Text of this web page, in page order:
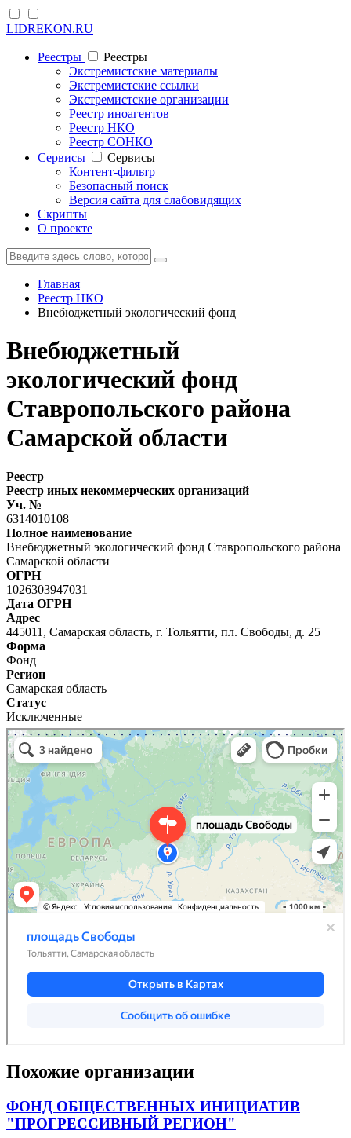
LIDREKON.RU
Реестры
Реестры
Экстремистские материалы
Экстремистские ссылки
Экстремистские организации
Реестр иноагентов
Реестр НКО
Реестр СОНКО
Cервисы
Cервисы
Контент-фильтр
Безопасный поиск
Версия сайта для слабовидящих
Скрипты
О проекте
Главная
Реестр НКО
Внебюджетный экологический фонд
Внебюджетный
экологический фонд
Ставропольского района
Самарской области
Реестр
Реестр иных некоммерческих организаций
Уч. №
6314010108
Полное наименование
Внебюджетный экологический фонд Ставропольского района
Самарской области
ОГРН
1026303947031
Дата ОГРН
Адрес
445011, Самарская область, г. Тольятти, пл. Свободы, д. 25
Форма
Фонд
Регион
Самарская область
Статус
Исключенные
Похожие организации
ФОНД ОБЩЕСТВЕННЫХ ИНИЦИАТИВ
"ПРОГРЕССИВНЫЙ РЕГИОН"